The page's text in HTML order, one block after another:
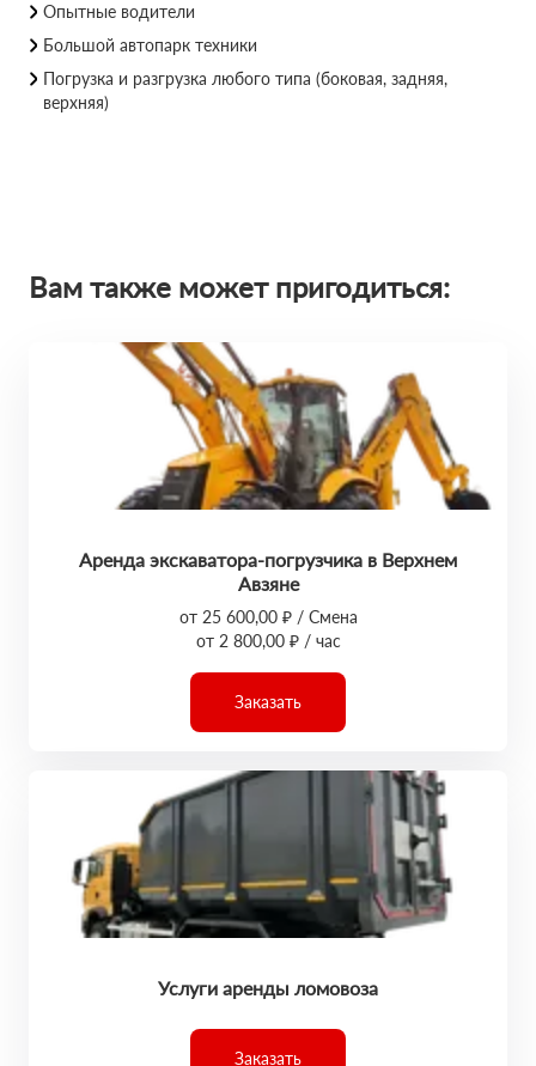
Опытные водители
Большой автопарк техники
Погрузка и разгрузка любого типа (боковая, задняя,
верхняя)
Вам также может пригодиться:
Аренда экскаватора-погрузчика в Верхнем
Авзяне
от 25 600,00 ₽ / Смена
от 2 800,00 ₽ / час
Заказать
Услуги аренды ломовоза
Заказать